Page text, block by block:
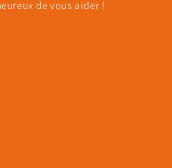
de vous aider !